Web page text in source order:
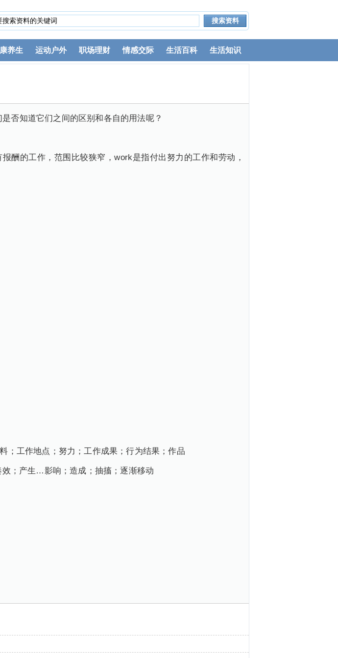
养生 运动户外 职场理财 情感交际 生活百科 生活知识
否知道它们之间的区别和各自的用法呢？
酬的工作，范围比较狭窄，work是指付出努力的工作和劳动，
工作地点；努力；工作成果；行为结果；作品
；产生…影响；造成；抽搐；逐渐移动